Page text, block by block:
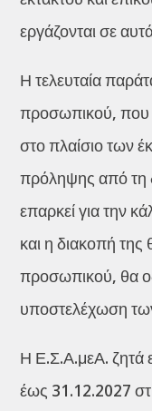
εργάζονται σε
Η τελευταία
προσωπικού, που
στο πλαίσιο των
πρόληψης από τη
επαρκεί για την
και η διακοπή της
προσωπικού, θα
υποστελέχωση
Η Ε.Σ.Α.μεΑ. ζητά
έως 31.12.2027